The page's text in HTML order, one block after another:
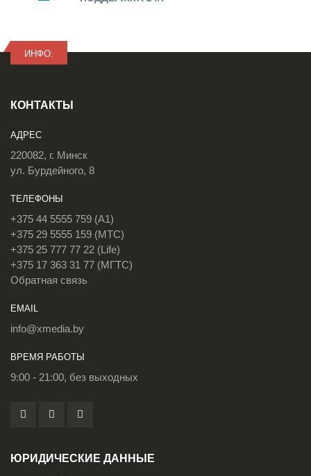
ИНФО:
КОНТАКТЫ
АДРЕС
220082, г. Минск
ул. Бурдейного, 8
ТЕЛЕФОНЫ
+375 44 5555 759 (A1)
+375 29 5555 159 (МТС)
+375 25 777 77 22 (Life)
+375 17 363 31 77 (МГТС)
Обратная связь
EMAIL
info@xmedia.by
ВРЕМЯ РАБОТЫ
9:00 - 21:00, без выходных
ЮРИДИЧЕСКИЕ ДАННЫЕ